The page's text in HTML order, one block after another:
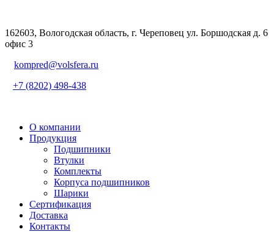
162603, Вологодская область, г. Череповец ул. Боршодская д. 6
офис 3
kompred@volsfera.ru
+7 (8202) 498-438
О компании
Продукция
Подшипники
Втулки
Комплекты
Корпуса подшипников
Шарики
Сертификация
Доставка
Контакты